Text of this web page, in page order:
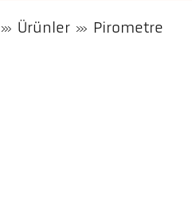
Ürünler
Pirometre